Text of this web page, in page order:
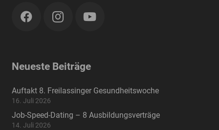
Neueste Beiträge
Auftakt 8. Freilassinger Gesundheitswoche
16. Juli 2026
Job-Speed-Dating – 8 Ausbildungsverträge
14. Juli 2026